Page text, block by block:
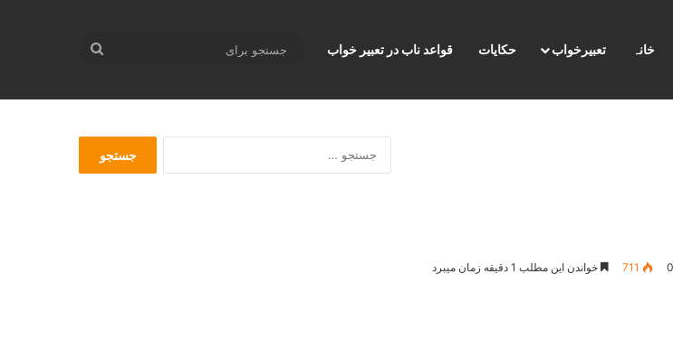
خانہ تعبیرخواب حکایات قواعد ناب در تعبير خواب
0
711 خواندن این مطلب 1 دقیقه زمان میبرد